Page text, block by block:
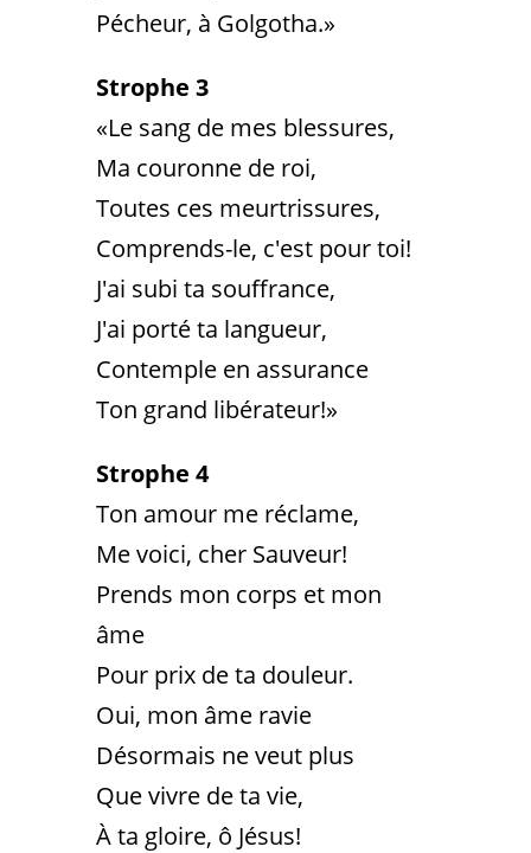
Pécheur, à Golgotha.»
Strophe 3
«Le sang de mes blessures,
Ma couronne de roi,
Toutes ces meurtrissures,
Comprends-le, c'est pour toi!
J'ai subi ta souffrance,
J'ai porté ta langueur,
Contemple en assurance
Ton grand libérateur!»
Strophe 4
Ton amour me réclame,
Me voici, cher Sauveur!
Prends mon corps et mon
âme
Pour prix de ta douleur.
Oui, mon âme ravie
Désormais ne veut plus
Que vivre de ta vie,
À ta gloire, ô Jésus!